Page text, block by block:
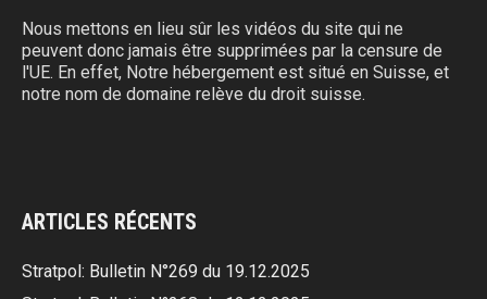
Nous mettons en lieu sûr les vidéos du site qui ne
peuvent donc jamais être supprimées par la censure de
l'UE. En effet, Notre hébergement est situé en Suisse, et
notre nom de domaine relève du droit suisse.
ARTICLES RÉCENTS
Stratpol: Bulletin N°269 du 19.12.2025